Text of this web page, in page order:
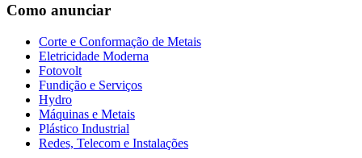
Como anunciar
Corte e Conformação de Metais
Eletricidade Moderna
Fotovolt
Fundição e Serviços
Hydro
Máquinas e Metais
Plástico Industrial
Redes, Telecom e Instalações